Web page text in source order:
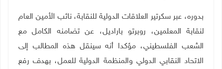
بدوره، عبر سكرتير العلاقات الدولية للنقابة، نائب الأمين العام
لنقابة المعلمين، روبرتو باراديل، عن تضامنه الكامل مع
الشعب الفلسطيني، مؤكدا أنه سينقل هذه المطالب إلى
الاتحاد النقابي الدولي والمنظمة الدولية للعمل، بهدف رفع